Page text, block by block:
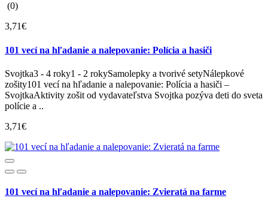
(0)
3,71€
101 vecí na hľadanie a nalepovanie: Polícia a hasiči
Svojtka3 - 4 roky1 - 2 rokySamolepky a tvorivé setyNálepkové
zošity101 vecí na hľadanie a nalepovanie: Polícia a hasiči –
SvojtkaAktivity zošit od vydavateľstva Svojtka pozýva deti do sveta
polície a ..
3,71€
101 vecí na hľadanie a nalepovanie: Zvieratá na farme